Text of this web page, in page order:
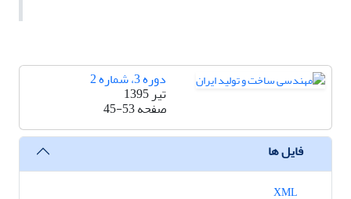
دوره 3، شماره 2
تیر 1395
صفحه45-53
فایل ها